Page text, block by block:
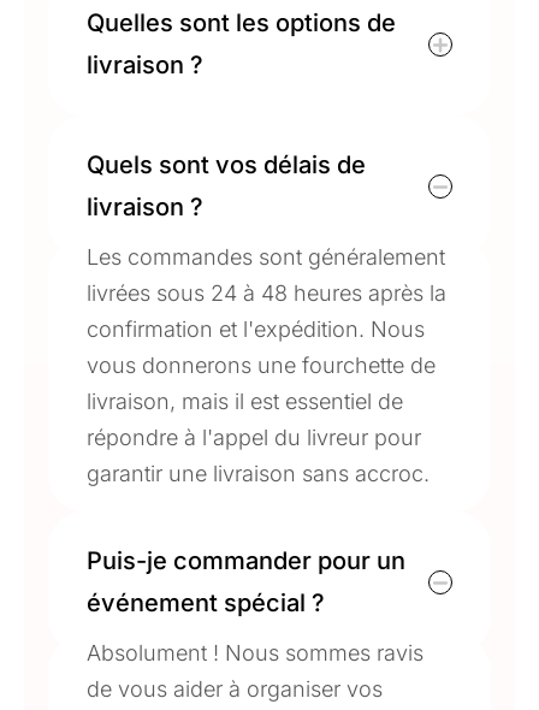
Quelles sont les options de
livraison ?
Quels sont vos délais de
livraison ?
Les commandes sont généralement
livrées sous 24 à 48 heures après la
confirmation et l'expédition. Nous
vous donnerons une fourchette de
livraison, mais il est essentiel de
répondre à l'appel du livreur pour
garantir une livraison sans accroc.
Puis-je commander pour un
événement spécial ?
Absolument ! Nous sommes ravis
de vous aider à organiser vos